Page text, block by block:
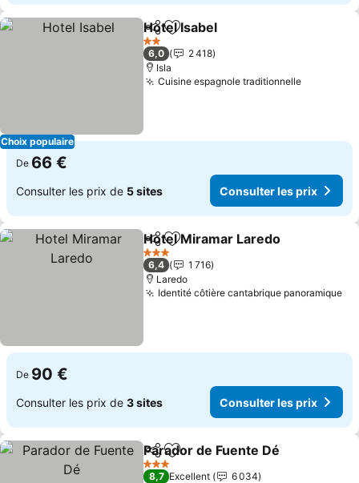
Choix populaire
PartagerAjouter à mes favoris
Hotel Isabel
2 Étoiles
6,0
2 418
Isla
Cuisine espagnole traditionnelle
De 66 €
Consulter les prix de 5 sites Consulter les prix
PartagerAjouter à mes favoris
Hotel Miramar Laredo
3 Étoiles
6,4
1 716
Laredo
Identité côtière cantabrique panoramique
De 90 €
Consulter les prix de 3 sites Consulter les prix
PartagerAjouter à mes favoris
Parador de Fuente Dé
3 Étoiles
8,7 Excellent
6 034